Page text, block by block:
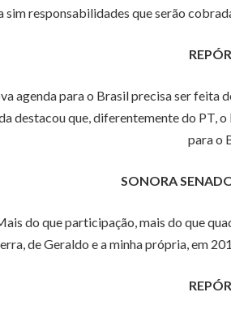
sim responsabilidades que serão
agenda para o Brasil precisa ser
destacou que, diferentemente do
para o
SONORA
do que participação, mais do que
de Geraldo e a minha própria, em